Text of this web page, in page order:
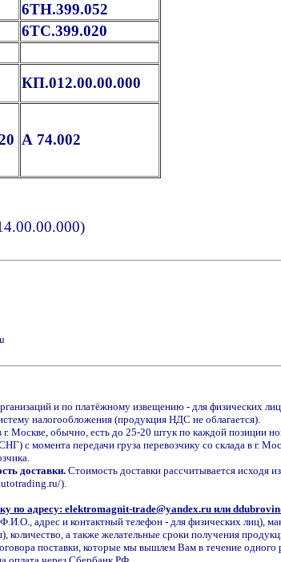
6ТН.399.052
6ТС.399.020
КП.012.00.00.000
А 74.002
и по платёжному извещению - для физических
налогообложения (продукция НДС не облагается).
г. Москве, обычно, есть до 25-20 штук по каждой позиции
с момента передачи груза перевозчику со склада в г.
доставки. Стоимость доставки рассчитывается исходя
).
по адресу: elektromagnit-trade@yandex.ru или
адрес и контактный телефон - для физических лиц),
количество, а также желательные сроки получения
поставки, которые мы вышлем Вам в течение